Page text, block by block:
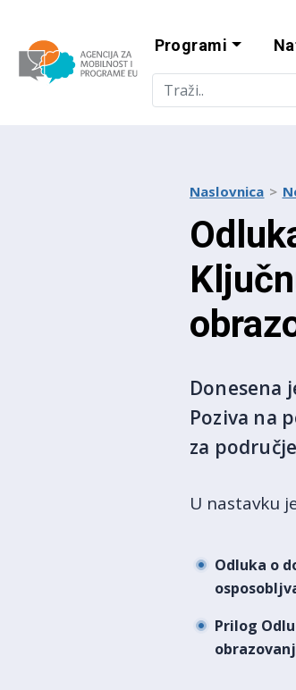
Agencija
Programi
Naslovnica
Donesena
Poziva na
za
U nastavku
Odluka o
Prilog